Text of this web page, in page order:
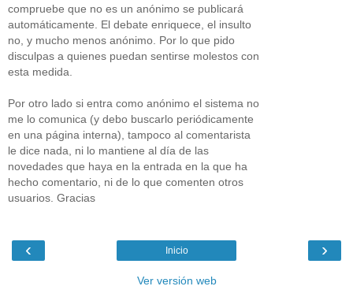
compruebe que no es un anónimo se publicará
automáticamente. El debate enriquece, el insulto
no, y mucho menos anónimo. Por lo que pido
disculpas a quienes puedan sentirse molestos con
esta medida.
Por otro lado si entra como anónimo el sistema no
me lo comunica (y debo buscarlo periódicamente
en una página interna), tampoco al comentarista
le dice nada, ni lo mantiene al día de las
novedades que haya en la entrada en la que ha
hecho comentario, ni de lo que comenten otros
usuarios. Gracias
‹ ›
Inicio
Ver versión web